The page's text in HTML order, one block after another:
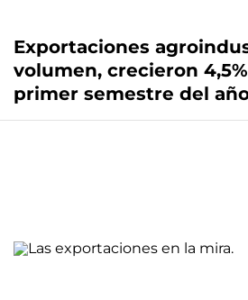
Exportaciones
volumen, crecieron
primer semestre del